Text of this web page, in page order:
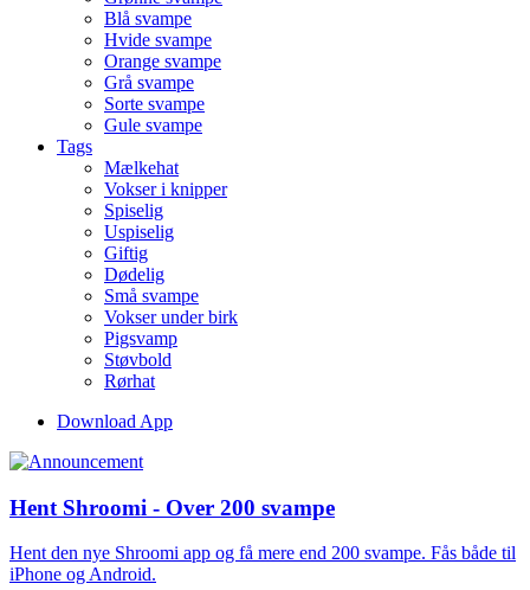
Blå svampe
Hvide svampe
Orange svampe
Grå svampe
Sorte svampe
Gule svampe
Tags
Mælkehat
Vokser i knipper
Spiselig
Uspiselig
Giftig
Dødelig
Små svampe
Vokser under birk
Pigsvamp
Støvbold
Rørhat
Download App
Hent Shroomi - Over 200 svampe
Hent den nye Shroomi app og få mere end 200 svampe. Fås både til
iPhone og Android.